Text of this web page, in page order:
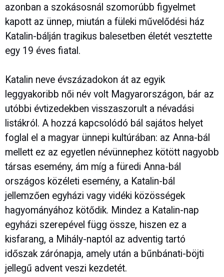
azonban a szokásosnál szomorúbb figyelmet
kapott az ünnep, miután a füleki művelődési ház
Katalin-bálján tragikus balesetben életét vesztette
egy 19 éves fiatal.
Katalin neve évszázadokon át az egyik
leggyakoribb női név volt Magyarországon, bár az
utóbbi évtizedekben visszaszorult a névadási
listákról. A hozzá kapcsolódó bál sajátos helyet
foglal el a magyar ünnepi kultúrában: az Anna-bál
mellett ez az egyetlen névünnephez kötött nagyobb
társas esemény, ám míg a füredi Anna-bál
országos közéleti esemény, a Katalin-bál
jellemzően egyházi vagy vidéki közösségek
hagyományához kötődik. Mindez a Katalin-nap
egyházi szerepével függ össze, hiszen ez a
kisfarang, a Mihály-naptól az adventig tartó
időszak zárónapja, amely után a bűnbánati-böjti
jellegű advent veszi kezdetét.